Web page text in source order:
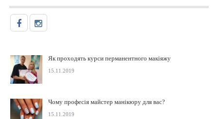
Як проходять курси перманентного макіяжу
15.11.2019
Чому професія майстер манікюру для вас?
15.11.2019